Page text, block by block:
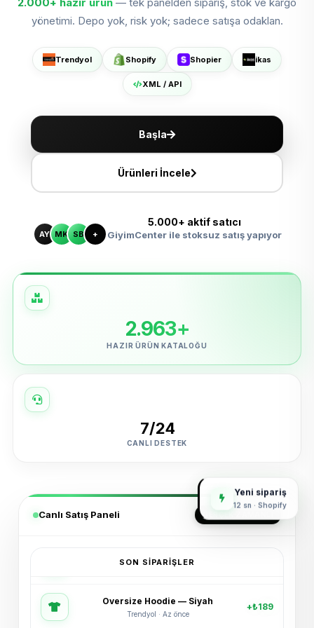
Shopier'da Aç
ikas'ta Sat
XML ile Ölçeklen
yönetimi. Depo yok, risk yok; sadece satışa odaklan.
Trendyol Shopify Shopier ikas
XML / API
Başla
Ürünleri İncele
AY MK SB +
5.000+ aktif satıcı
GiyimCenter ile stoksuz satış yapıyor
2.963+
HAZIR ÜRÜN KATALOĞU
7/24
CANLI DESTEK
Yeni sipariş
12 sn · Shopify
Canlı Satış Paneli GERÇEK ZAMANLI
SON SIPARIŞLER